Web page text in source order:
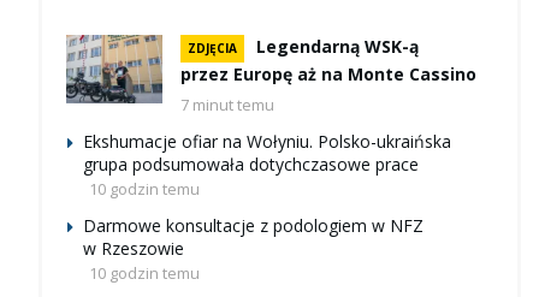
ZDJĘCIA
Legendarną WSK-ą
przez Europę aż na Monte Cassino
7 minut temu
Ekshumacje ofiar na Wołyniu. Polsko-ukraińska
grupa podsumowała dotychczasowe prace
10 godzin temu
Darmowe konsultacje z podologiem w NFZ
w Rzeszowie
10 godzin temu